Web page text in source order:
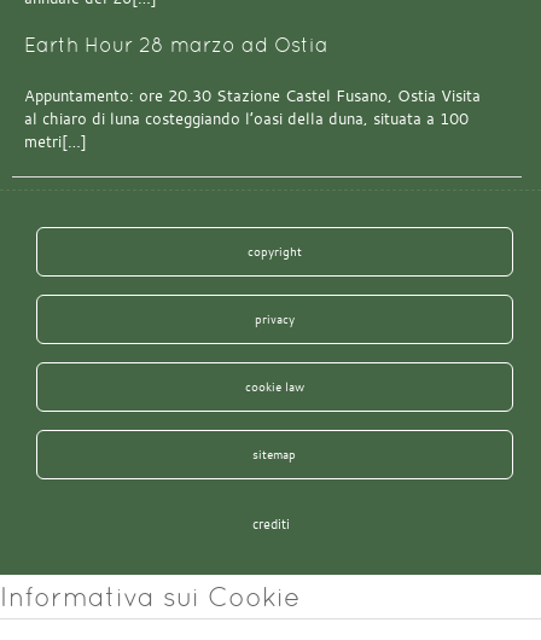
Earth Hour 28 marzo ad Ostia
Appuntamento: ore 20.30 Stazione Castel Fusano, Ostia Visita
al chiaro di luna costeggiando l’oasi della duna, situata a 100
metri[…]
copyright
privacy
cookie law
sitemap
crediti
Informativa sui Cookie